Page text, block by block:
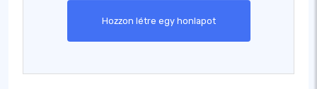
Hozzon létre egy honlapot